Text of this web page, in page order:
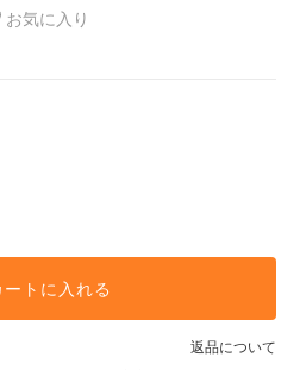
お気に入り
ートに入れる
返品について